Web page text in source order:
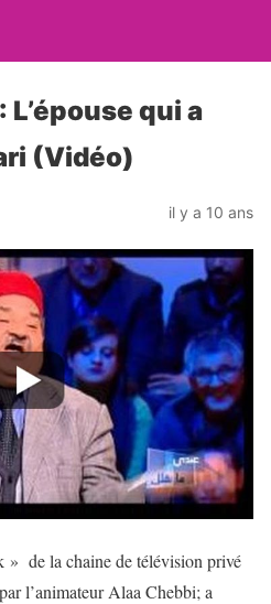
qui a
(Vidéo)
il y a 10 ans
de la chaine de télévision privé
l’animateur Alaa Chebbi; a